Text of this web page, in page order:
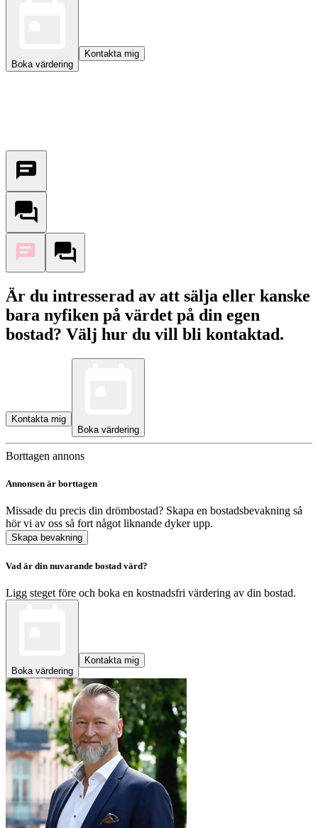
Boka värdering
Kontakta mig
Är du intresserad av att sälja eller kanske
bara nyfiken på värdet på din egen
bostad? Välj hur du vill bli kontaktad.
Kontakta mig
Boka värdering
Borttagen annons
Annonsen är borttagen
Missade du precis din drömbostad? Skapa en bostadsbevakning så
hör vi av oss så fort något liknande dyker upp.
Skapa bevakning
Vad är din nuvarande bostad värd?
Ligg steget före och boka en kostnadsfri värdering av din bostad.
Boka värdering
Kontakta mig